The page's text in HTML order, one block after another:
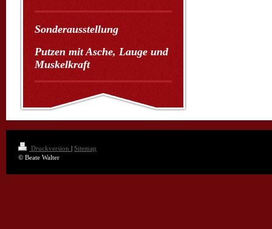
Sonderausstellung
Putzen mit Asche, Lauge und
Muskelkraft
Druckversion | Sitemap
© Beate Walter